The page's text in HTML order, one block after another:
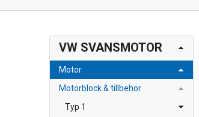
VW SVANSMOTOR
Motor
Motorblock & tillbehör
Typ 1